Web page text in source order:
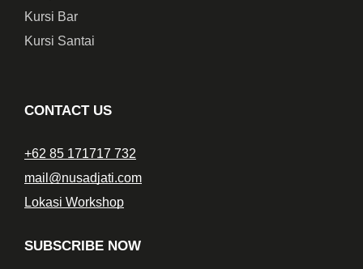
Kursi Bar
Kursi Santai
CONTACT US
+62 85 171717 732
mail@nusadjati.com
Lokasi Workshop
SUBSCRIBE NOW